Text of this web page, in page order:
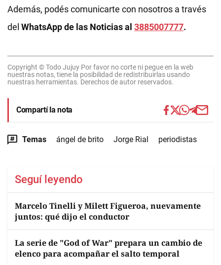
Además, podés comunicarte con nosotros a través
del WhatsApp de las Noticias al 3885007777.
Copyright © Todo Jujuy Por favor no corte ni pegue en la web
nuestras notas, tiene la posibilidad de redistribuirlas usando
nuestras herramientas. Derechos de autor reservados.
Compartí la nota
Temas ángel de brito Jorge Rial periodistas
Seguí leyendo
Marcelo Tinelli y Milett Figueroa, nuevamente
juntos: qué dijo el conductor
La serie de "God of War" prepara un cambio de
elenco para acompañar el salto temporal